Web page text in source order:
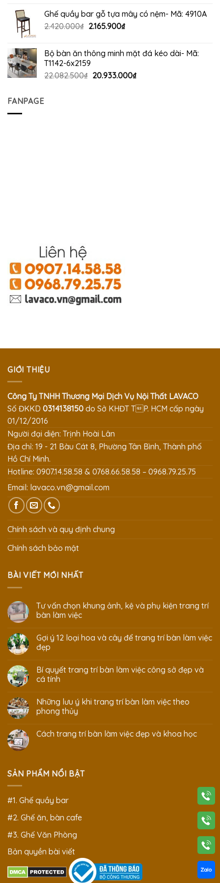
Ghế quầy bar gỗ tựa mây có nệm- Mã: 4910A
2.420.000₫ Giá
2.420.000₫.
2.165.900₫Giá
là:
Bộ bàn ăn thông minh mặt đá kéo dài- Mã:
T1142-6x2159
22.082.500₫ Giá
20.933.000₫Giá
FANPAGE
GIỚI THIỆU
Công Ty TNHH Thương Mại Dịch Vụ Nội Thất LAVACO
Số ĐKKD 0314138150 do Sở KHĐT TP. HCM cấp ngày
01/12/2016
Người đại diện: Trịnh Hoài Lân
Địa chỉ: 19 - 21 Bàu Cát 8, Phường Tân Bình, Thành phố
Hồ Chí Minh.
Hotline: 0907.14.58.58 & 0768.66.58.58 – 0968.79.25.75
Email: lavaco.vn@gmail.com
Chính sách và quy định chung
Chính sách bảo mật
BÀI VIẾT MỚI NHẤT
Tư vấn chọn khung ảnh, kệ và phụ kiện trang trí
bàn làm việc
Gợi ý 12 loại hoa và cây để trang trí bàn làm việc
đẹp
Bí quyết trang trí bàn làm việc công sở đẹp và
cá tính
Những lưu ý khi trang trí bàn làm việc theo
phong thủy
Cách trang trí bàn làm việc đẹp và khoa học
SẢN PHẨM NỔI BẬT
#1. Ghế quầy bar
#2. Ghế ăn, bàn cafe
#3. Ghế Văn Phòng
Bản quyền bài viết